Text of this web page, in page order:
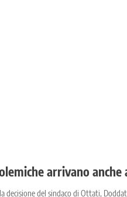
arrivano
decisione del sindaco di Ottati,